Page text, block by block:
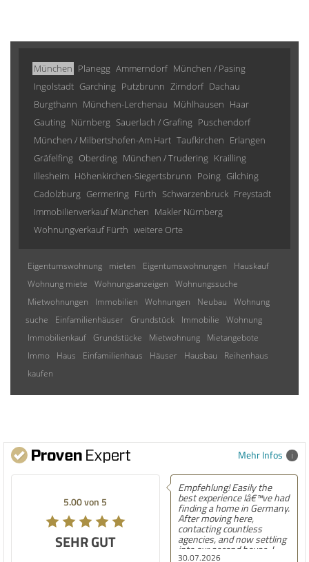
München Planegg Ammerndorf München / Pasing
Ingolstadt Garching Putzbrunn Zirndorf Dachau
Burgthann München-Lerchenau Mühlhausen Haar
Gauting Nürnberg Sauerlach / Grafing Puschendorf
München / Milbertshofen-Am Hart Taufkirchen Erlangen
Gräfelfing Oberding München / Trudering Krailling
Illesheim Höhenkirchen-Siegertsbrunn Poing Gilching
Cadolzburg Germering Fürth Schwarzenbruck Freystadt
Immobilienverkauf München Makler Nürnberg
Wohnungverkauf Fürth weitere Orte
Eigentumswohnung mieten Eigentumswohnungen
Hauskauf
Wohnung miete
Wohnungsanzeigen
Wohnungssuche
Mietwohnungen
Immobilien Wohnungen Neubau
Wohnung
suche
Einfamilienhäuser Grundstück Immobilie
Wohnung
Immobilienkauf Grundstücke Mietwohnung
Mietangebote
Immo
Haus Einfamilienhaus Häuser Hausbau
Reihenhaus
kaufen
Mehr Infos
5.00 von 5
SEHR GUT
30.07.2026
Empfehlung! Easily the
best experience Iâ€™ve had
finding a home in Germany.
After moving here,
contacting countless
agencies, and now settling
into our second house, I